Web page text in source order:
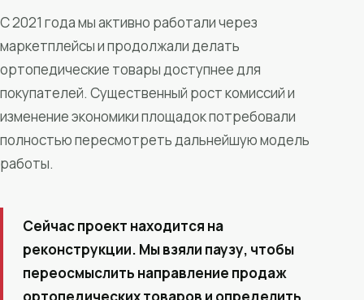
С 2021 года мы активно работали через
маркетплейсы и продолжали делать
ортопедические товары доступнее для
покупателей. Существенный рост комиссий и
изменение экономики площадок потребовали
полностью пересмотреть дальнейшую модель
работы.
Сейчас проект находится на
реконструкции. Мы взяли паузу, чтобы
переосмыслить направление продаж